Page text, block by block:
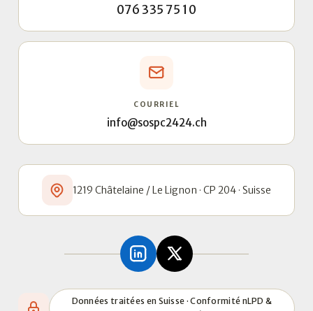
076 335 75 10
COURRIEL
info@sospc2424.ch
1219 Châtelaine / Le Lignon · CP 204 · Suisse
Données traitées en Suisse · Conformité nLPD &